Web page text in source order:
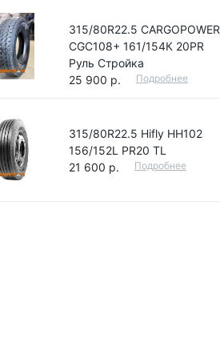
315/80R22.5 CARGOPOWER
CGC108+ 161/154К 20PR
Руль Стройка
25 900 р.
Подробнее
315/80R22.5 Hifly HH102
156/152L PR20 TL
21 600 р.
Подробнее